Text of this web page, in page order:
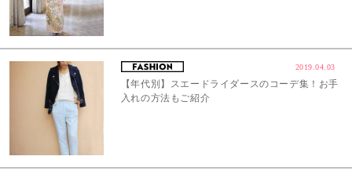
2019.04.03
【年代別】スエードライダースのコーデ集！お手
入れの方法もご紹介